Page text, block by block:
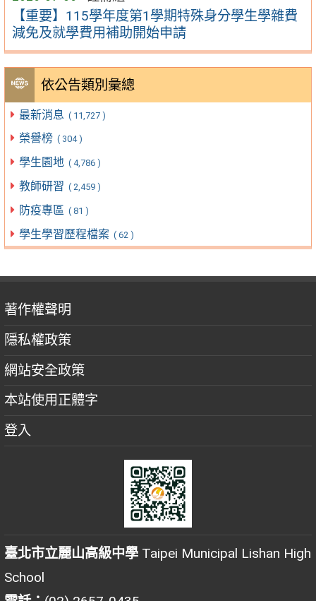
【重要】115學年度第1學期特殊身分學生學雜費
減免及就學費用補助開始申請
依公告類別彙總
最新消息 ( 11,727 )
榮譽榜 ( 304 )
學生園地 ( 4,786 )
教師研習 ( 2,459 )
防疫專區 ( 81 )
學生學習歷程檔案 ( 62 )
著作權聲明
隱私權政策
網站安全政策
本站使用正體字
登入
臺北市立麗山高級中學 Taipei Municipal Lishan High
School